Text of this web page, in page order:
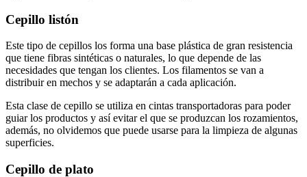
Cepillo listón
Este tipo de cepillos los forma una base plástica de gran resistencia
que tiene fibras sintéticas o naturales, lo que depende de las
necesidades que tengan los clientes. Los filamentos se van a
distribuir en mechos y se adaptarán a cada aplicación.
Esta clase de cepillo se utiliza en cintas transportadoras para poder
guiar los productos y así evitar el que se produzcan los rozamientos,
además, no olvidemos que puede usarse para la limpieza de algunas
superficies.
Cepillo de plato